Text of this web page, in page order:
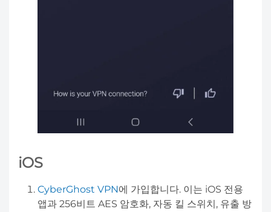
iOS
CyberGhost VPN에 가입합니다. 이는 iOS 전용
앱과 256비트 AES 암호화, 자동 킬 스위치, 유출 방